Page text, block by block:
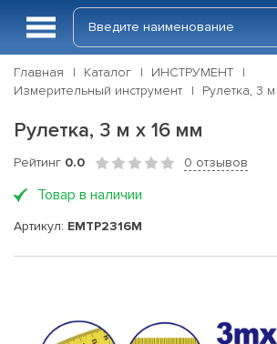
Главная Каталог
ИНСТРУМЕНТ
Измерительный инструмент
Рулетка, 3
Рулетка, 3 м x 16 мм
Рейтинг 0.0 0 отзывов
Товар в наличии
Артикул: EMTP2316M